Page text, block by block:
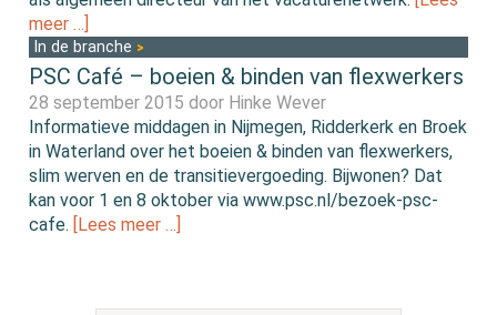
meer …]
In de branche
PSC Café – boeien & binden van flexwerkers
28 september 2015 door Hinke Wever
Informatieve middagen in Nijmegen, Ridderkerk en Broek
in Waterland over het boeien & binden van flexwerkers,
slim werven en de transitievergoeding. Bijwonen? Dat
kan voor 1 en 8 oktober via www.psc.nl/bezoek-psc-
cafe. [Lees meer …]